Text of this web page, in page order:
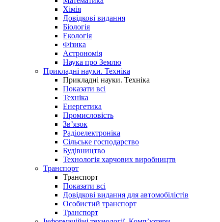
Хімія
Довідкові видання
Біологія
Екологія
Фізика
Астрономія
Наука про Землю
Прикладні науки. Техніка
Прикладні науки. Техніка
Показати всі
Техніка
Енергетика
Промисловість
Зв’язок
Радіоелектроніка
Сільське господарство
Будівництво
Технологія харчових виробництв
Транспорт
Транспорт
Показати всі
Довідкові видання для автомобілістів
Особистий транспорт
Транспорт